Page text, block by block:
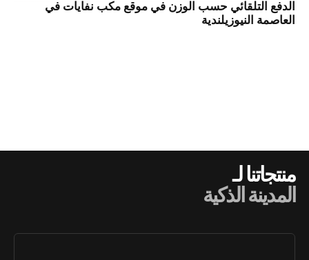
الدفع التلقائي حسب الوزن في موقع مكب نفايات في
العاصمة النيوزيلندية
منتجاتنا لـ
المدينة الذكية